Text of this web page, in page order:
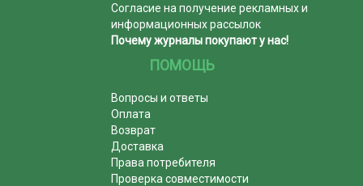
Согласие на получение рекламных и
информационных рассылок
Почему журналы покупают у нас!
ПОМОЩЬ
Вопросы и ответы
Оплата
Возврат
Доставка
Права потребителя
Проверка совместимости